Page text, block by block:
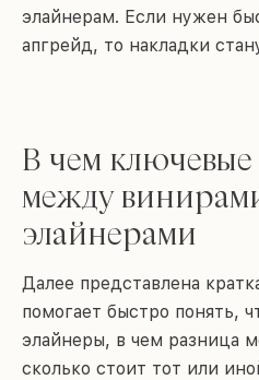
элайнерам. Если нужен
апгрейд, то накладки
В чем
между
элайнерами
Далее представлена
помогает быстро понять,
элайнеры, в чем разница
сколько стоит тот или